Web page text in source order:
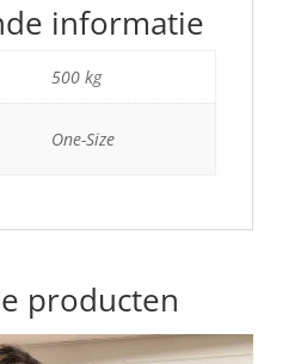
informatie
500 kg
One-Size
producten